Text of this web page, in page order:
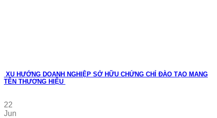
XU HƯỚNG DOANH NGHIỆP SỞ HỮU CHỨNG CHỈ ĐÀO TẠO MANG
TÊN THƯƠNG HIỆU
22
Jun